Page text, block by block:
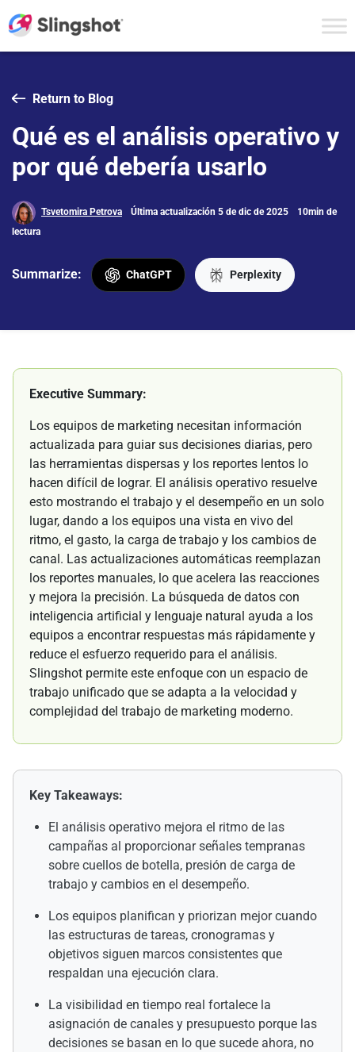
Return to Blog
Qué es el análisis operativo y
por qué debería usarlo
Tsvetomira Petrova Última actualización 5 de dic de 2025
10min de
lectura
Summarize: ChatGPT Perplexity
Executive Summary:
Los equipos de marketing necesitan información
actualizada para guiar sus decisiones diarias, pero
las herramientas dispersas y los reportes lentos lo
hacen difícil de lograr. El análisis operativo resuelve
esto mostrando el trabajo y el desempeño en un solo
lugar, dando a los equipos una vista en vivo del
ritmo, el gasto, la carga de trabajo y los cambios de
canal. Las actualizaciones automáticas reemplazan
los reportes manuales, lo que acelera las reacciones
y mejora la precisión. La búsqueda de datos con
inteligencia artificial y lenguaje natural ayuda a los
equipos a encontrar respuestas más rápidamente y
reduce el esfuerzo requerido para el análisis.
Slingshot permite este enfoque con un espacio de
trabajo unificado que se adapta a la velocidad y
complejidad del trabajo de marketing moderno.
Key Takeaways:
El análisis operativo mejora el ritmo de las
campañas al proporcionar señales tempranas
sobre cuellos de botella, presión de carga de
trabajo y cambios en el desempeño.
Los equipos planifican y priorizan mejor cuando
las estructuras de tareas, cronogramas y
objetivos siguen marcos consistentes que
respaldan una ejecución clara.
La visibilidad en tiempo real fortalece la
asignación de canales y presupuesto porque las
decisiones se basan en lo que sucede ahora, no